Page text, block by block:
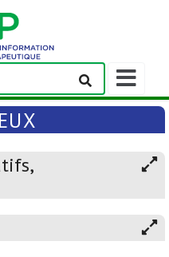
Afficher/
la
barre
navigation